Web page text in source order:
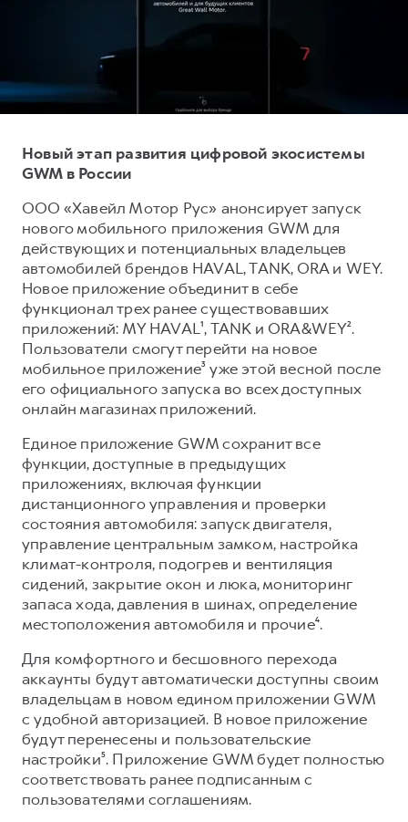
от 3 199 000 ₽
от 2 899 000 ₽ от 3 599 000 ₽
POER
от 3 449 000 ₽
КРЕДИТ И СТРАХОВАНИЕ
Кредитный калькулятор
Страхование
Кредит
КОРПОРАТИВНЫМ КЛИЕНТАМ
Для малого бизнеса
Корпоративным клиентам
Крупным корпоративным клиентам
Система управления автопарком
Сервис для корпоративных клиентов
HAVAL Лизинг
АКСЕССУАРЫ HAVAL
Автомобильные аксессуары
Коллекция CITY
Коллекция Базовая
Коллекция Детская
Нулевое ТО
Программа «Помощь на дороге»
Регламенты технического обслуживания
Электронный ПТС
ПОДДЕРЖКА
GWM Безопасность
Гарантия HAVAL
Мобильное приложение GWM
Программа «HAVAL Защита+»
Руководства по эксплуатации
Подписки
АКСЕССУАРЫ HAVAL
Автомобильные аксессуары
Коллекция CITY
Коллекция Базовая
Коллекция Детская
Наша команда
Контакты
Новый этап развития цифровой экосистемы
GWM в России
ООО «Хавейл Мотор Рус» анонсирует запуск
нового мобильного приложения GWM для
действующих и потенциальных владельцев
автомобилей брендов HAVAL, TANK, ORA и WEY.
Новое приложение объединит в себе
функционал трех ранее существовавших
приложений: MY HAVAL¹, TANK и ORA&WEY².
Пользователи смогут перейти на новое
мобильное приложение³ уже этой весной после
его официального запуска во всех доступных
онлайн магазинах приложений.
Единое приложение GWM сохранит все
функции, доступные в предыдущих
приложениях, включая функции
дистанционного управления и проверки
состояния автомобиля: запуск двигателя,
управление центральным замком, настройка
климат-контроля, подогрев и вентиляция
сидений, закрытие окон и люка, мониторинг
запаса хода, давления в шинах, определение
местоположения автомобиля и прочие⁴.
Для комфортного и бесшовного перехода
аккаунты будут автоматически доступны своим
владельцам в новом едином приложении GWM
с удобной авторизацией. В новое приложение
будут перенесены и пользовательские
настройки⁵. Приложение GWM будет полностью
соответствовать ранее подписанным с
пользователями соглашениям.